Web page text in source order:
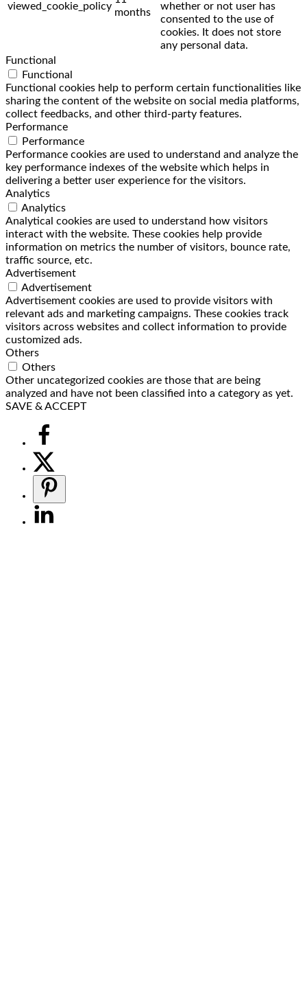
viewed_cookie_policy
months
whether or not user has
consented to the use of
cookies. It does not store
any personal data.
Functional
Functional
Functional cookies help to perform certain functionalities like
sharing the content of the website on social media platforms,
collect feedbacks, and other third-party features.
Performance
Performance
Performance cookies are used to understand and analyze the
key performance indexes of the website which helps in
delivering a better user experience for the visitors.
Analytics
Analytics
Analytical cookies are used to understand how visitors
interact with the website. These cookies help provide
information on metrics the number of visitors, bounce rate,
traffic source, etc.
Advertisement
Advertisement
Advertisement cookies are used to provide visitors with
relevant ads and marketing campaigns. These cookies track
visitors across websites and collect information to provide
customized ads.
Others
Others
Other uncategorized cookies are those that are being
analyzed and have not been classified into a category as yet.
SAVE & ACCEPT